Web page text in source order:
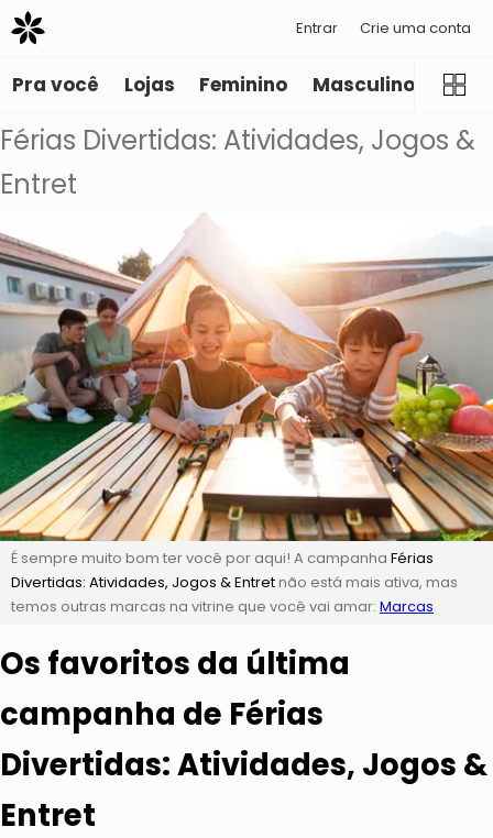
Entrar Crie uma conta
Pra você Lojas Feminino Masculino
Férias Divertidas: Atividades, Jogos &
Entret
É sempre muito bom ter você por aqui! A campanha Férias
Divertidas: Atividades, Jogos & Entretnão está mais ativa, mas
temos outras marcas na vitrine que você vai amar: Marcas
Os favoritos da última
campanha de Férias
Divertidas: Atividades, Jogos &
Entret